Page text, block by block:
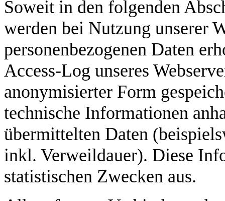
Soweit in den folgenden
werden bei Nutzung unserer
personenbezogenen Daten
Access-Log unseres
anonymisierter Form
technische Informationen
übermittelten Daten
inkl. Verweildauer). Diese
statistischen Zwecken aus.